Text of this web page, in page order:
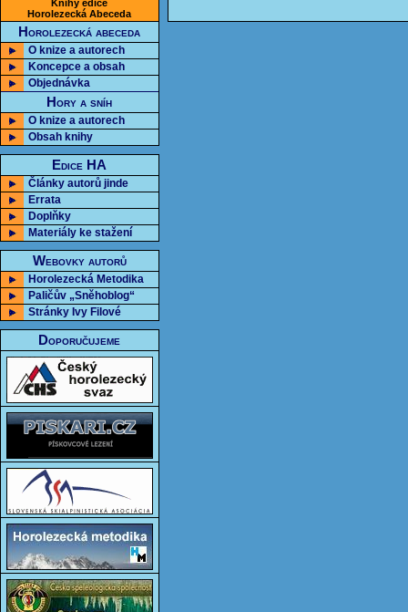
Knihy edice
Horolezecká Abeceda
Horolezecká abeceda
O knize a autorech
Koncepce a obsah
Objednávka
Hory a sníh
O knize a autorech
Obsah knihy
Edice HA
Články autorů jinde
Errata
Doplňky
Materiály ke stažení
Webovky autorů
Horolezecká Metodika
Paličův „Sněhoblog“
Stránky Ivy Filové
Doporučujeme